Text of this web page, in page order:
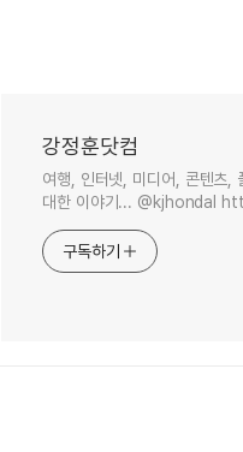
강정훈닷컴
여행, 인터넷, 미디어, 콘텐츠,
대한 이야기... @kjhondal
구독하기